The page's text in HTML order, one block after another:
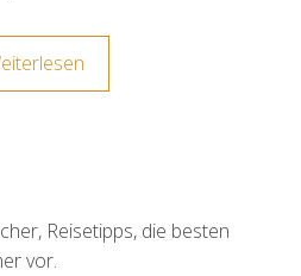
Reisetipps, die besten
vor.